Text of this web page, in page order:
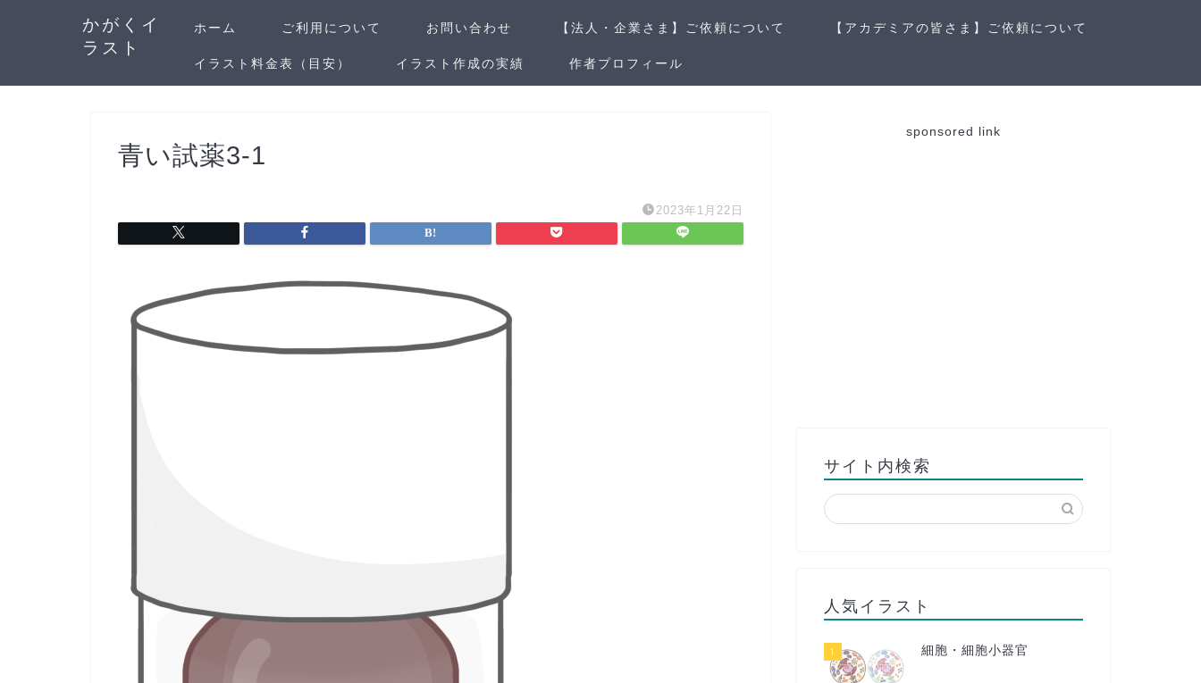
かがくイ
ラスト
ホーム ご利用について お問い合わせ 【法人・企業さま】ご依頼について 【アカデミアの皆さま】ご依頼について
イラスト料金表（目安） イラスト作成の実績 作者プロフィール
青い試薬3-1
2023年1月22日
sponsored link
サイト内検索
人気イラスト
1 細胞・細胞小器官